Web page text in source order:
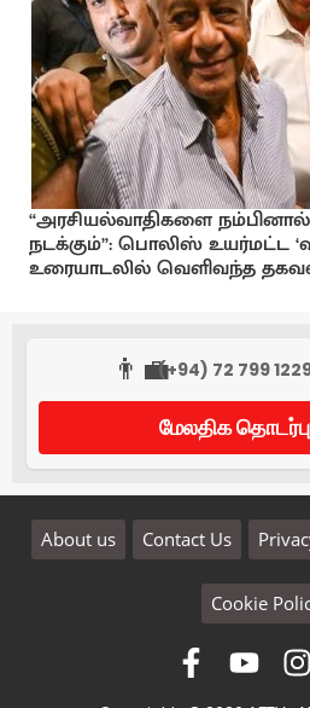
“அரசியல்வாதிகளை நம்பினால்
நடக்கும்”: பொலிஸ் உயர்மட்ட
உரையாடலில் வெளிவந்த
👨‍💼(+94) 72 799
மேலதிக
About us Contact Us
Cookie